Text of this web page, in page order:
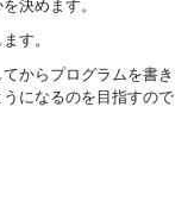
決めます。
す。
からプログラムを書き
になるのを目指すので